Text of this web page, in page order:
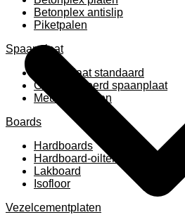
Betonplex antislip
Piketpalen
Spaanplaat
Spaanplaat standaard
Geplastificeerd spaanplaat
Meubelpanelen
Boards
Hardboards
Hardboard-oiltemperated
Lakboard
Isofloor
Vezelcementplaten